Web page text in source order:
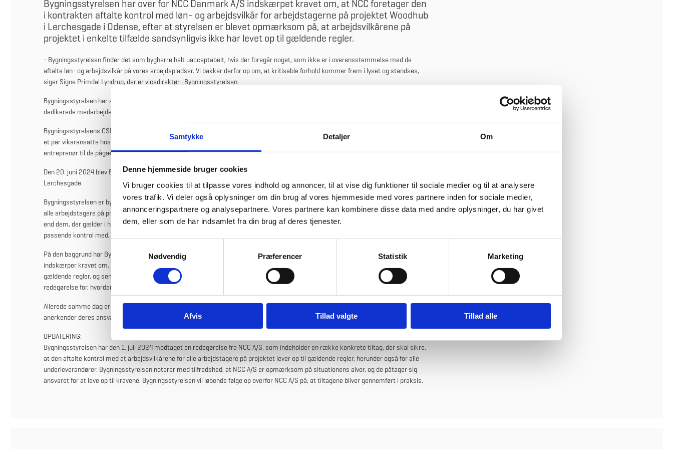
Samtykke Detaljer Om
Denne hjemmeside bruger cookies
Vi bruger cookies til at tilpasse vores indhold og annoncer, til at vise dig funktioner til sociale medier og til at analysere
vores trafik. Vi deler også oplysninger om din brug af vores hjemmeside med vores partnere inden for sociale medier,
annonceringspartnere og analysepartnere. Vores partnere kan kombinere disse data med andre oplysninger, du har givet
dem, eller som de har indsamlet fra din brug af deres tjenester.
a
m
t
k
v
a
g
Nødvendig Præferencer Statistik Marketing
Afvis Tillad valgte Tillad alle
Bygningsstyrelsen har over for NCC Danmark A/S indskærpet kravet om, at NCC foretager den
i kontrakten aftalte kontrol med løn- og arbejdsvilkår for arbejdstagerne på projektet Woodhub
i Lerchesgade i Odense, efter at styrelsen er blevet opmærksom på, at arbejdsvilkårene på
projektet i enkelte tilfælde sandsynligvis ikke har levet op til gældende regler.
- Bygningsstyrelsen finder det som bygherre helt uacceptabelt, hvis der foregår noget, som ikke er i overensstemmelse med de
aftalte løn- og arbejdsvilkår på vores arbejdspladser. Vi bakker derfor op om, at kritisable forhold kommer frem i lyset og standses,
siger Signe Primdal Lyndrup, der er vicedirektør i Bygningsstyrelsen.
Bygningsstyrelsen har stort fokus på overholdelse af gældende løn- og arbejdsvilkår på styrelsens byggeprojekter og har derfor ansat
dedikerede medarbejdere til at arbejde med dette (Arbejdsmiljø- og CSR-medarbejdere).
Bygningsstyrelsens CSR-ansvarlige har tidligere i år på baggrund af sin stikprøvekontrol igangsat et forløb omkring underbetaling hos
et par vikaransatte hos en underentreprenør til en underentreprenør. Dette forløb kan resultere i efterbetaling fra den pågældende
entreprenør til de pågældende medarbejdere.
Den 20. juni 2024 blev Bygningsstyrelsen desuden viaTV2 Fyngjort opmærksom på, at der er "mistanke om lønsnyd" på byggeriet i
Lerchesgade.
Bygningsstyrelsen er bygherre på projektet og har en totalentreprisekontrakt med NCC Danmark A/S, som er forpligtet til at sikre, at
alle arbejdstagere på projektet er sikret løn, herunder særlige ydelser, arbejdstid og andre arbejdsvilkår, som ikke er mindre gunstige
end dem, der gælder i henhold til kollektiv overenskomst. Desuden er NCC Danmark A/S ifølge kontrakten ansvarlig for at føre
passende kontrol med, at underleverandører overholder disse krav.
På den baggrund har Bygningsstyrelsen torsdag den 20. juni 2024 sendt et brev til NCC Danmark A/S, hvor Bygningsstyrelsen
indskærper kravet om, at NCC A/S foretager den aftalte kontrol med, at arbejdsvilkårene for arbejdstagerne på projektet lever op til
gældende regler, og sender dokumentation for dette. Samtidig stiller Bygningsstyrelsen krav til NCC A/S om at modtage en
redegørelse for, hvordan NCC A/S agter at sikre, at arbejdsvilkårene nu og for fremtiden lever op til gældende regler.
Allerede samme dag er NCC Danmark A/S vendt tilbage med et konkret og handlingsorienteret svar, hvor NCC Danmark A/S
anerkender deres ansvar.
OPDATERING:
Bygningsstyrelsen har den 1. juli 2024 modtaget en redegørelse fra NCC A/S, som indeholder en række konkrete tiltag, der skal sikre,
at den aftalte kontrol med at arbejdsvilkårene for alle arbejdstagere på projektet lever op til gældende regler, herunder også for alle
underleverandører. Bygningsstyrelsen noterer med tilfredshed, at NCC A/S er opmærksom på situationens alvor, og de påtager sig
ansvaret for at leve op til kravene. Bygningsstyrelsen vil løbende følge op overfor NCC A/S på, at tiltagene bliver gennemført i praksis.